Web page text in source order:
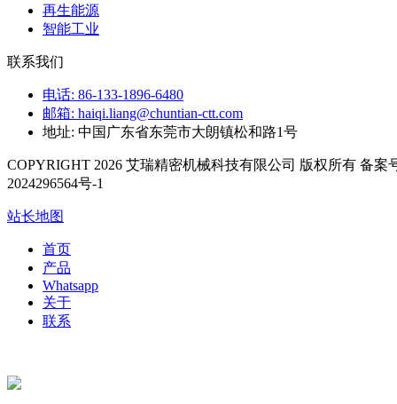
再生能源
智能工业
联系我们
电话: 86-133-1896-6480
邮箱: haiqi.liang@chuntian-ctt.com
地址: 中国广东省东莞市大朗镇松和路1号
COPYRIGHT 2026 艾瑞精密机械科技有限公司 版权所有 备案
2024296564号-1
站长地图
首页
产品
Whatsapp
关于
联系